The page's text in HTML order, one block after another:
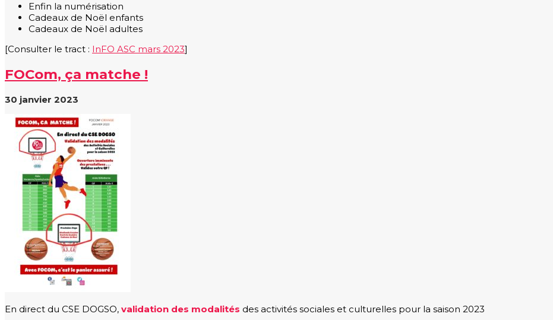
Enfin la numérisation
Cadeaux de Noël enfants
Cadeaux de Noël adultes
[Consulter le tract : InFO ASC mars 2023]
FOCom, ça matche !
30 janvier 2023
En direct du CSE DOGSO, validation des modalités des activités sociales et culturelles pour la saison 2023